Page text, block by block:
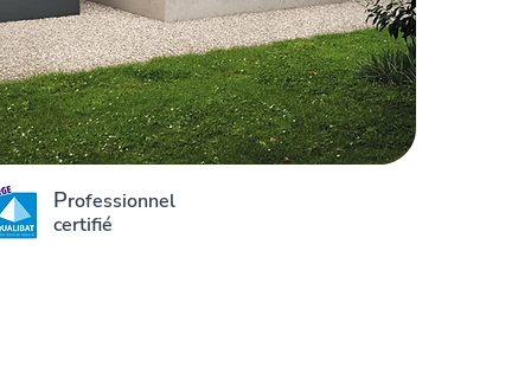
Professionnel
certifié